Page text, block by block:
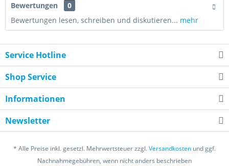
Bewertungen
0
Bewertungen lesen, schreiben und diskutieren... mehr
Service Hotline
Shop Service
Informationen
Newsletter
* Alle Preise inkl. gesetzl. Mehrwertsteuer zzgl.Versandkosten und ggf.
Nachnahmegebühren, wenn nicht anders beschrieben